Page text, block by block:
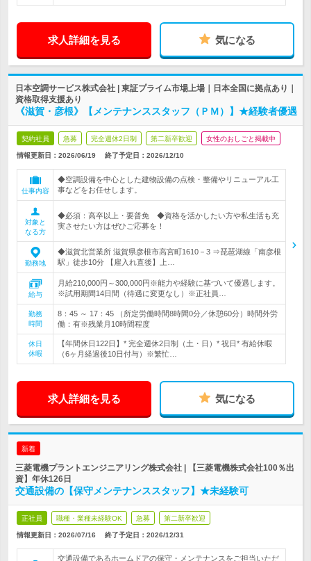
求人詳細を見る 気になる
日本空調サービス株式会社 | 東証プライム市場上場｜日本全国に拠点あり｜
資格取得支援あり
《滋賀・彦根》【メンテナンススタッフ（ＰＭ）】★経験者優遇
契約社員 急募 完全週休2日制 第二新卒歓迎 女性のおしごと掲載中
情報更新日：2026/06/19 終了予定日： 2026/12/10
仕事内容
◆空調設備を中心とした建物設備の点検・整備やリニューアル工
事などをお任せします。
対象と
なる方
◆必須：高卒以上・要普免 ◆資格を活かしたい方や私生活も充
実させたい方はぜひご応募を！
勤務地
◆滋賀北営業所 滋賀県彦根市高宮町1610－3 ⇒琵琶湖線「南彦根
駅」徒歩10分 【雇入れ直後】上…
給与
月給210,000円～300,000円※能力や経験に基づいて優遇します。
※試用期間14日間（待遇に変更なし）※正社員…
勤務
時間
8：45 ～ 17：45 （所定労働時間8時間0分／休憩60分）時間外労
働：有※残業月10時間程度
休日
休暇
【年間休日122日】* 完全週休2日制（土・日）* 祝日* 有給休暇
（6ヶ月経過後10日付与）※繁忙…
求人詳細を見る 気になる
新着
三菱電機プラントエンジニアリング株式会社 | 【三菱電機株式会社100％出
資】年休126日
交通設備の【保守メンテナンススタッフ】★未経験可
正社員 職種・業種未経験OK 急募 第二新卒歓迎
情報更新日：2026/07/16 終了予定日： 2026/12/31
交通設備であるホームドアの保守・メンテナンスをご担当いただ